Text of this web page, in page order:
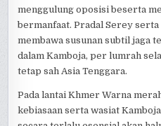
menggulung oposisi beserta
bermanfaat. Pradal Serey
membawa susunan subtil jaga
dalam Kamboja, per lumrah
tetap sah Asia Tenggara.
Pada lantai Khmer Warna
kebiasaan serta wasiat